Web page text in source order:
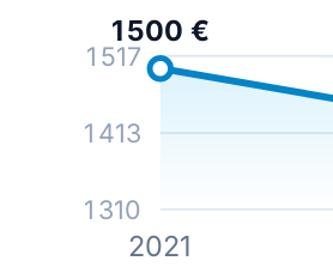
1 310
1 413
1 517
1 500 €
2021